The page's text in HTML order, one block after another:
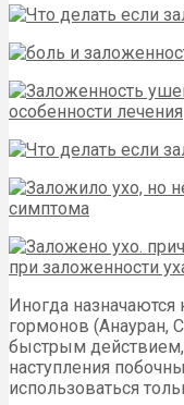
Иногда назначаются
гормонов (Анауран,
быстрым действием,
наступления
использоваться